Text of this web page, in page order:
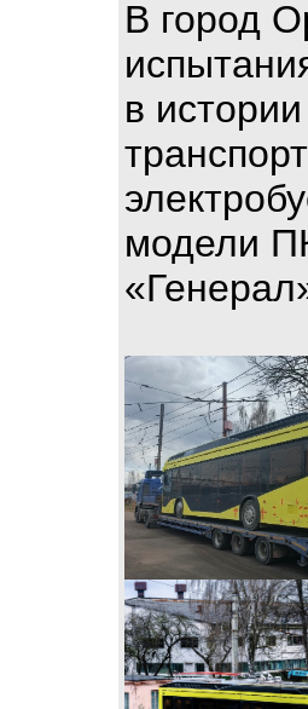
В город
в
модели